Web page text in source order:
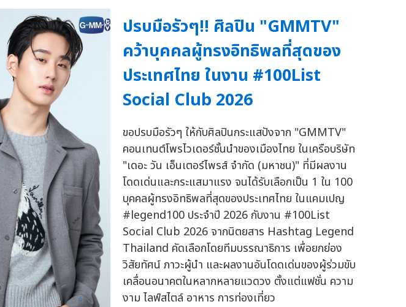
ปรบมือรัวๆ!! ศิลปิน "GMMTV"
คว้าบุคคลผู้ทรงอิทธิพลที่สุดของ
ประเทศไทย ในงาน #100List
Social Club 2026
ขอปรบมือรัวๆ ให้กับศิลปินกระแสปังจาก "GMMTV"
คอนเทนต์โพรไวเดอร์ชั้นนำของเมืองไทย ในเครือบริษัท
"เดอะ วัน เอ็นเตอร์ไพรส์ จำกัด (มหาชน)" ที่มีผลงาน
โดดเด่นและกระแสมาแรง จนได้รับเลือกเป็น 1 ใน 100
บุคคลผู้ทรงอิทธิพลที่สุดของประเทศไทย ในแคมเปญ
#legend100 ประจำปี 2026 กับงาน #100List
Social Club 2026 จากนิตยสาร Hashtag Legend
Thailand คัดเลือกโดยทีมบรรณาธิการ เพื่อยกย่อง
วิสัยทัศน์ ภาวะผู้นำ และผลงานอันโดดเด่นของผู้ร่วมขับ
เคลื่อนอนาคตในหลากหลายแวดวง ตั้งแต่แฟชั่น ความ
งาม ไลฟ์สไตล์ อาหาร การท่องเที่ยว